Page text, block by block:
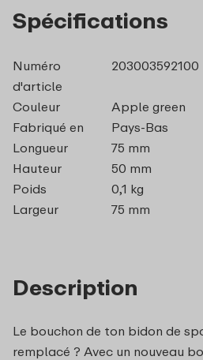
Description
Le bouchon de ton bidon de
remplacé ? Avec un nouveau
Spécifications
Numéro
d'article
203003592100
Couleur
Apple green
Fabriqué en
Pays-Bas
Longueur
75 mm
Hauteur
50 mm
Poids
0,1 kg
Largeur
75 mm